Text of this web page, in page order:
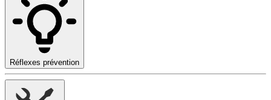
Réflexes prévention